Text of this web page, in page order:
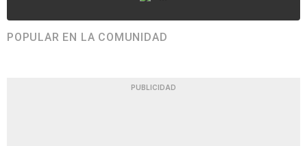
POPULAR EN LA COMUNIDAD
PUBLICIDAD